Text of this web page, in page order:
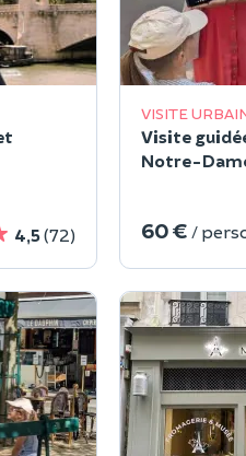
4,5(72)
VISITE
Visite
Notre-
60 € /